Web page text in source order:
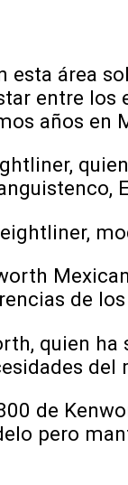
esta área
entre
años en
de
quien
del
de
pero